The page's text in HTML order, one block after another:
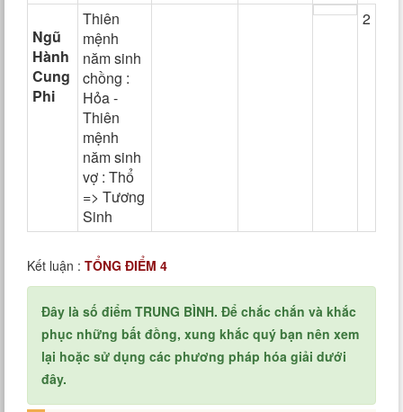
Ngũ
Hành
Cung
Phi
Thiên
mệnh
năm sinh
chồng :
Hỏa -
Thiên
mệnh
năm sinh
vợ : Thổ
=> Tương
Sinh
2
Kết luận : TỔNG ĐIỂM 4
Đây là số điểm TRUNG BÌNH. Để chắc chắn và khắc
phục những bất đồng, xung khắc quý bạn nên xem
lại hoặc sử dụng các phương pháp hóa giải dưới
đây.